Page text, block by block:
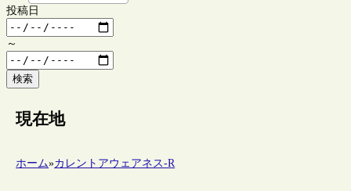
投稿日
～
検索
現在地
ホーム»カレントアウェアネス-R